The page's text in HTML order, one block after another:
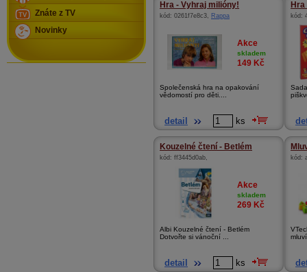
Hra - Vyhraj milióny!
kód: 0261f7e8c3, Rappa
Akce
skladem
149 Kč
Společenská hra na opakování
vědomostí pro děti....
detail ks
Hra
kód:
Kouzelné čtení - Betlém
kód: ff3445d0ab,
Akce
skladem
269 Kč
Albi Kouzelné čtení - Betlém
Dotvořte si vánoční ...
detail ks
kód:
Znáte z TV
Novinky